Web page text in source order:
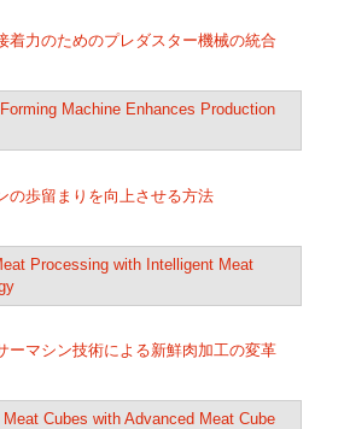
着力のためのプレダスター機械の統合
の歩留まりを向上させる方法
ーマシン技術による新鮮肉加工の変革